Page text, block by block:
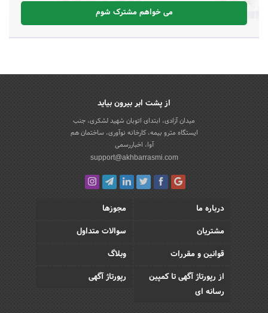
می خواهم مشترک شوم
از پشت ابر بیرون بیاید
میدان آزادی، ابتدای اتوبان شهید لشکری، جنب
ایستگاه مترو بیمه، کارخانه نوآوری، ساختمان هم
آوا، اخباررسمی
support@akhbarrasmi.com
درباره ما
مجوزها
مشتریان
سوالات متداول
قوانین و مقررات
وبلاگ
از رپورتاژ آگهی تا کمپین
رسانه ای
رپورتاژ آگهی